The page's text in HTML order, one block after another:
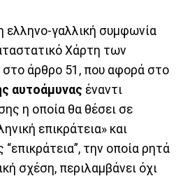
ελληνο-γαλλική συμφωνία
Χάρτη των
άρθρο 51, που αφορά στο
αυτοάμυνας έναντι
η οποία θα θέσει σε
επικράτεια» και
την οποία ρητά
σχέση, περιλαμβάνει όχι